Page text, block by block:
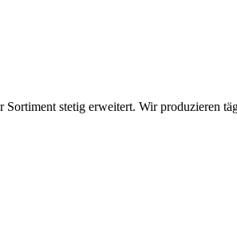
stetig erweitert. Wir produzieren